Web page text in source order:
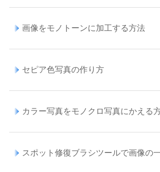
画像をモノトーンに加工する方法
セピア色写真の作り方
カラー写真をモノクロ写真にかえる
スポット修復ブラシツールで画像の